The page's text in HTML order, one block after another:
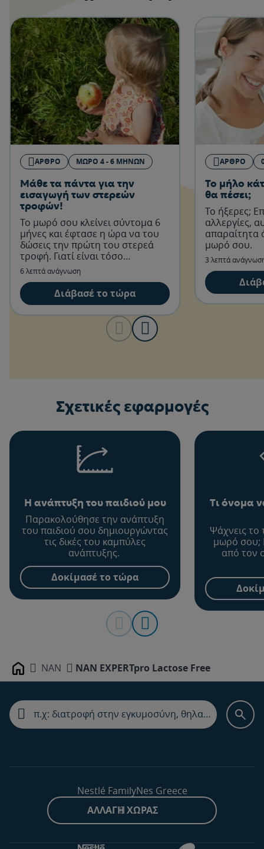
ΆΡΘΡΟ ΜΩΡΌ 4 - 6 ΜΗΝΏΝ
Μάθε τα πάντα για την
εισαγωγή των στερεών
τροφών!
Το μωρό σου κλείνει σύντομα 6
μήνες και έφτασε η ώρα να του
δώσεις την πρώτη του στερεά
τροφή. Γιατί είναι τόσο
σημαντικό;
6 λεπτά ανάγνωση
Διάβασέ το τώρα
ΆΡΘΡΟ
Το μήλο
θα πέσει;
Το ήξερες;
αλλεργίες,
απαραίτητα
μωρό σου.
3 λεπτά
Σχετικές εφαρμογές
Η ανάπτυξη του παιδιού μου
Παρακολούθησε την ανάπτυξη
του παιδιού σου δημιουργώντας
τις δικές του καμπύλες
ανάπτυξης.
Δοκίμασέ το τώρα
Τι όνομα
Ψάχνεις το
μωρό σου;
από τον
Home NAN NAN EXPERTpro Lactose Free
Nestlé FamilyNes Greece
ΑΛΛΑΓΉ ΧΏΡΑΣ